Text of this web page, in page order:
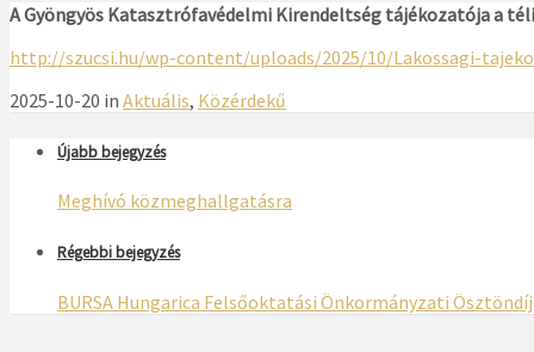
A Gyöngyös Katasztrófavédelmi Kirendeltség tájékozatója a
http://szucsi.hu/wp-content/uploads/2025/10/Lakossagi-
2025-10-20 in Aktuális, Közérdekű
Újabb bejegyzés
Meghívó közmeghallgatásra
Régebbi bejegyzés
BURSA Hungarica Felsőoktatási Önkormányzati